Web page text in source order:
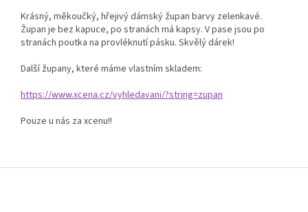
Krásný, měkoučký, hřejivý dámský župan barvy zelenkavé.
Župan je bez kapuce, po stranách má kapsy. V pase jsou po
stranách poutka na provléknutí pásku. Skvělý dárek!
Další župany, které máme vlastním skladem:
https://www.xcena.cz/vyhledavani/?string=zupan
Pouze u nás za xcenu!!